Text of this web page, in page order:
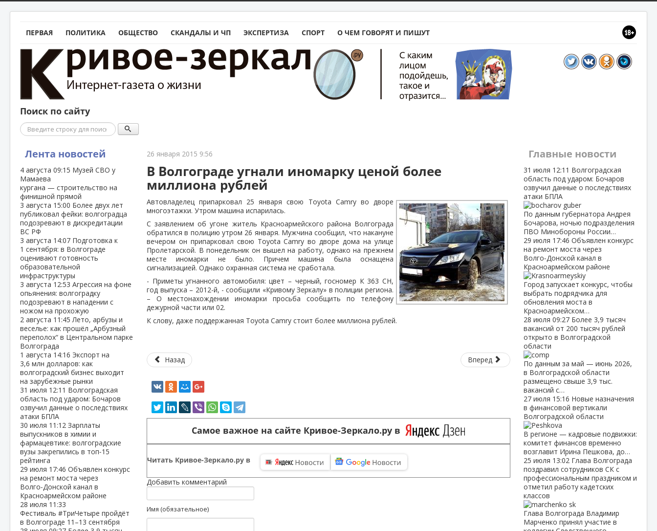
ПЕРВАЯ ПОЛИТИКА ОБЩЕСТВО СКАНДАЛЫ И ЧП ЭКСПЕРТИЗА СПОРТ О ЧЕМ ГОВОРЯТ И ПИШУТ
Поиск по сайту
Поиск
Лента новостей
4 августа 09:15 Музей СВО у
Мамаева
кургана — строительство на
финишной прямой
3 августа 15:00 Более двух лет
публиковал фейки: волгоградца
подозревают в дискредитации
ВС РФ
3 августа 14:07 Подготовка к
1 сентября: в Волгограде
оценивают готовность
образовательной
инфраструктуры
3 августа 12:53 Агрессия на фоне
опьянения: волгоградку
подозревают в нападении с
ножом на прохожую
2 августа 11:45Лето, арбузы и
веселье: как прошёл „Арбузный
переполох“ в Центральном парке
Волгограда
1 августа 14:16 Экспорт на
3,6 млн долларов: как
волгоградский бизнес выходит
на зарубежные рынки
31 июля 12:11 Волгоградская
область под ударом: Бочаров
озвучил данные о последствиях
атаки БПЛА
30 июля 11:12 Зарплаты
выпускников в химии и
фармацевтике: волгоградские
вузы закрепились в топ‑15
рейтинга
29 июля 17:46 Объявлен конкурс
на ремонт моста через
Волго‑Донской канал в
Красноармейском районе
28 июля 11:33
Фестиваль #ТриЧетыре пройдёт
в Волгограде 11–13 сентября
26 января 2015 9:56
В Волгограде угнали иномарку ценой более
миллиона рублей
Автовладелец припарковал 25 января свою Toyota Camry во дворе
многоэтажки. Утром машина испарилась.
С заявлением об угоне житель Красноармейского района Волгограда
обратился в полицию утром 26 января. Мужчина сообщил, что накануне
вечером он припарковал свою Toyota Camry во дворе дома на улице
Пролетарской. В понедельник он вышел на работу, однако на прежнем
месте иномарки не было. Причем машина была оснащена
сигнализацией. Однако охранная система не сработала.
- Приметы угнанного автомобиля: цвет – черный, госномер К 363 СН,
год выпуска – 2012-й, - сообщили «Кривому Зеркалу» в полиции региона.
– О местонахождении иномарки просьба сообщить по телефону
дежурной части или 02.
К слову, даже поддержанная Toyota Camry стоит более миллиона рублей.
Назад Вперед
Самое важное на сайте Кривое-Зеркало.ру в
Читать Кривое-Зеркало.ру в
Добавить комментарий
Имя (обязательное)
Главные новости
31 июля 12:11 Волгоградская
область под ударом: Бочаров
озвучил данные о последствиях
атаки БПЛА
По данным губернатора Андрея
Бочарова, ночью подразделения
ПВО Минобороны России…
29 июля 17:46 Объявлен конкурс
на ремонт моста через
Волго‑Донской канал в
Красноармейском районе
Город запускает конкурс, чтобы
выбрать подрядчика для
обновления моста в
Красноармейском…
28 июля 09:27 Более 3,9 тысяч
вакансий от 200 тысяч рублей
открыто в Волгоградской
области
По данным за май — июнь 2026,
в Волгоградской области
размещено свыше 3,9 тыс.
вакансий с…
27 июля 15:16 Новые назначения
в финансовой вертикали
Волгоградской области
В регионе — кадровые подвижки:
комитет финансов временно
возглавит Ирина Пешкова, до…
25 июля 13:02 Глава Волгограда
поздравил сотрудников СК с
профессиональным праздником и
отметил работу кадетских
классов
Глава Волгограда Владимир
Марченко принял участие в